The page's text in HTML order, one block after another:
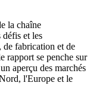
la chaîne
défis et les
de fabrication et de
rapport se penche sur
aperçu des marchés
l'Europe et le